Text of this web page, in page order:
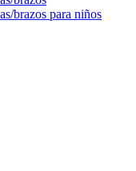
brazos para niños